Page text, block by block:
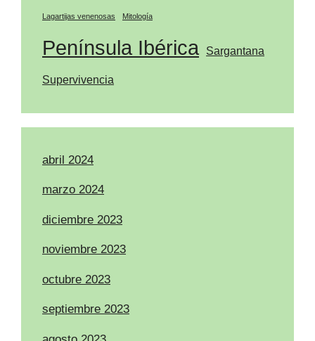
Lagartijas venenosas Mitología
Península Ibérica Sargantana
Supervivencia
abril 2024
marzo 2024
diciembre 2023
noviembre 2023
octubre 2023
septiembre 2023